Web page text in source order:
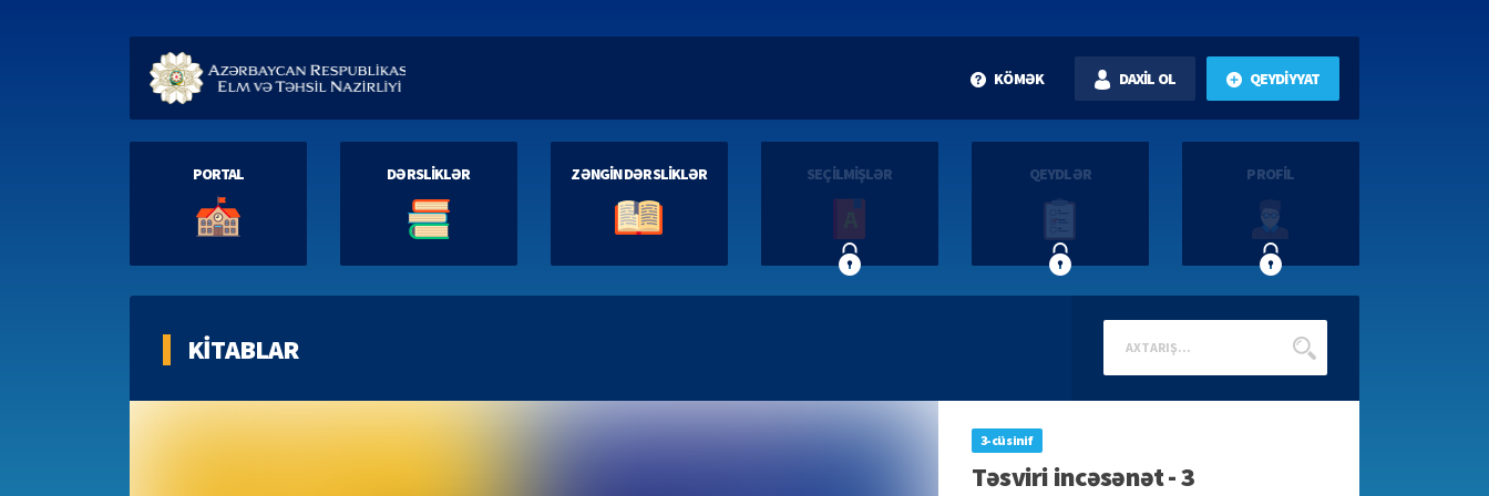
KÖMƏK DAXİL OL QEYDİYYAT
PORTAL DƏRSLİKLƏR ZƏNGİN DƏRSLİKLƏR SEÇİLMİŞLƏR QEYDLƏR PROFİL
KİTABLAR
3-cü sinif
Təsviri incəsənət - 3